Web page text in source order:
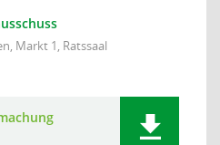
Markt 1, Ratssaal